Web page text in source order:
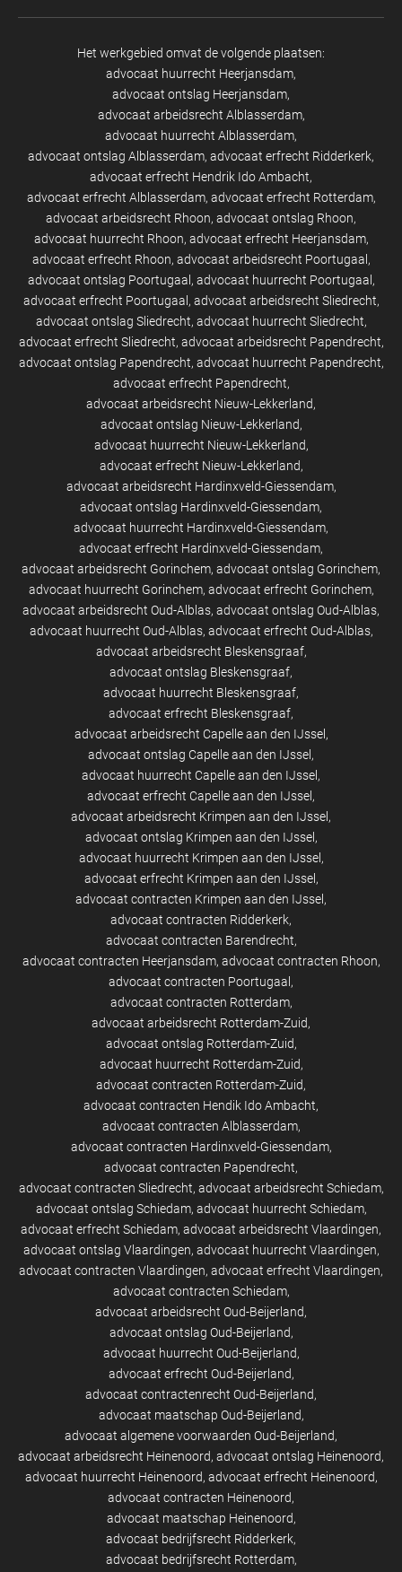
Het werkgebied omvat de volgende plaatsen:
advocaat huurrecht Heerjansdam
advocaat ontslag Heerjansdam
advocaat arbeidsrecht Alblasserdam
advocaat huurrecht Alblasserdam
advocaat ontslag Alblasserdam advocaat erfrecht Ridderkerk
advocaat erfrecht Hendrik Ido Ambacht
advocaat erfrecht Alblasserdam advocaat erfrecht Rotterdam
advocaat arbeidsrecht Rhoon advocaat ontslag Rhoon
advocaat huurrecht Rhoon advocaat erfrecht Heerjansdam
advocaat erfrecht Rhoon advocaat arbeidsrecht Poortugaal
advocaat ontslag Poortugaal
advocaat huurrecht Poortugaal
advocaat erfrecht Poortugaal
advocaat arbeidsrecht Sliedrecht
advocaat ontslag Sliedrecht advocaat huurrecht Sliedrecht
advocaat erfrecht Sliedrecht advocaat arbeidsrecht Papendrecht
advocaat ontslag Papendrecht advocaat huurrecht Papendrecht
advocaat erfrecht Papendrecht
advocaat arbeidsrecht Nieuw-Lekkerland
advocaat ontslag Nieuw-Lekkerland
advocaat huurrecht Nieuw-Lekkerland
advocaat erfrecht Nieuw-Lekkerland
advocaat arbeidsrecht Hardinxveld-Giessendam
advocaat ontslag Hardinxveld-Giessendam
advocaat huurrecht Hardinxveld-Giessendam
advocaat erfrecht Hardinxveld-Giessendam
advocaat arbeidsrecht Gorinchem advocaat ontslag Gorinchem
advocaat huurrecht Gorinchem advocaat erfrecht Gorinchem
advocaat arbeidsrecht Oud-Alblas advocaat ontslag Oud-Alblas
advocaat huurrecht Oud-Alblas advocaat erfrecht Oud-Alblas
advocaat arbeidsrecht Bleskensgraaf
advocaat ontslag Bleskensgraaf
advocaat huurrecht Bleskensgraaf
advocaat erfrecht Bleskensgraaf
advocaat arbeidsrecht Capelle aan den IJssel
advocaat ontslag Capelle aan den IJssel
advocaat huurrecht Capelle aan den IJssel
advocaat erfrecht Capelle aan den IJssel
advocaat arbeidsrecht Krimpen aan den IJssel
advocaat ontslag Krimpen aan den IJssel
advocaat huurrecht Krimpen aan den IJssel
advocaat erfrecht Krimpen aan den IJssel
advocaat contracten Krimpen aan den IJssel
advocaat contracten Ridderkerk
advocaat contracten Barendrecht
advocaat contracten Heerjansdam advocaat contracten Rhoon
advocaat contracten Poortugaal
advocaat contracten Rotterdam
advocaat arbeidsrecht Rotterdam-Zuid
advocaat ontslag Rotterdam-Zuid
advocaat huurrecht Rotterdam-Zuid
advocaat contracten Rotterdam-Zuid
advocaat contracten Hendik Ido Ambacht
advocaat contracten Alblasserdam
advocaat contracten Hardinxveld-Giessendam
advocaat contracten Papendrecht
advocaat contracten Sliedrecht advocaat arbeidsrecht Schiedam
advocaat ontslag Schiedam advocaat huurrecht Schiedam
advocaat erfrecht Schiedam advocaat arbeidsrecht Vlaardingen
advocaat ontslag Vlaardingen advocaat huurrecht Vlaardingen
advocaat contracten Vlaardingen advocaat erfrecht Vlaardingen
advocaat contracten Schiedam
advocaat arbeidsrecht Oud-Beijerland
advocaat ontslag Oud-Beijerland
advocaat huurrecht Oud-Beijerland
advocaat erfrecht Oud-Beijerland
advocaat contractenrecht Oud-Beijerland
advocaat maatschap Oud-Beijerland
advocaat algemene voorwaarden Oud-Beijerland
advocaat arbeidsrecht Heinenoord advocaat ontslag Heinenoord
advocaat huurrecht Heinenoord advocaat erfrecht Heinenoord
advocaat contracten Heinenoord
advocaat maatschap Heinenoord
advocaat bedrijfsrecht Ridderkerk
advocaat bedrijfsrecht Rotterdam